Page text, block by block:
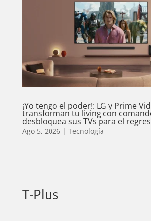
¡Yo tengo el poder!: LG y Prime
transforman tu living con
desbloquea sus TVs para el
Ago 5, 2026| Tecnología
T-Plus